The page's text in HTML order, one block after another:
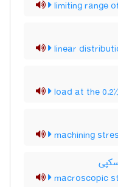
limiting range
linear
load at the
machining
macroscopic